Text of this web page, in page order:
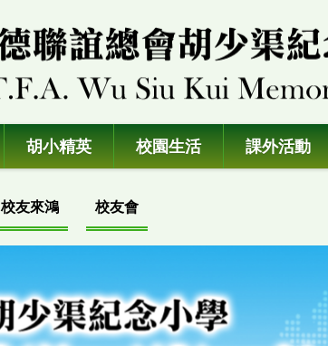
胡小精英 校園生活 課外活動
校友來鴻 校友會